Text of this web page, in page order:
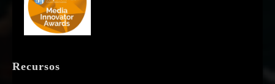
Recursos